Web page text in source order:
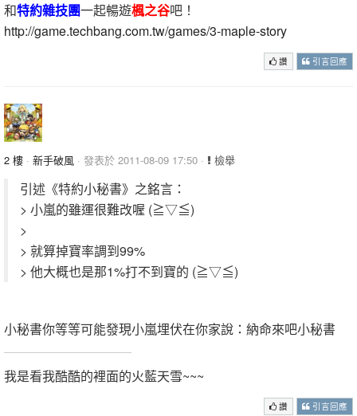
和特約雜技團一起暢遊楓之谷吧！
http://game.techbang.com.tw/games/3-maple-story
讚 引言回應
2 樓 · 新手破風 · 發表於 2011-08-09 17:50 · 檢舉
引述《特約小秘書》之銘言：
> 小嵐的雖運很難改喔 (≧▽≦)
>
> 就算掉寶率調到99%
> 他大概也是那1%打不到寶的 (≧▽≦)
小秘書你等等可能發現小嵐埋伏在你家說：納命來吧小秘書
我是看我酷酷的裡面的火藍天雪~~~
讚 引言回應